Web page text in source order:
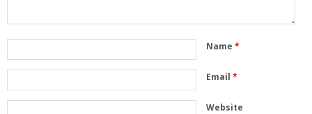
Name *
Email *
Website